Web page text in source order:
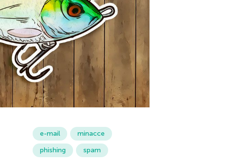
e-mail
minacce
phishing
spam